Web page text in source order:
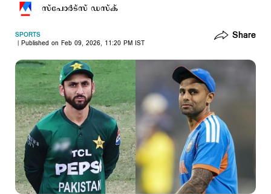
സ്പോര്‍ട്സ് ഡസ്ക്
SPORTS
Published on Feb 09, 2026, 11:20 PM IST
Share